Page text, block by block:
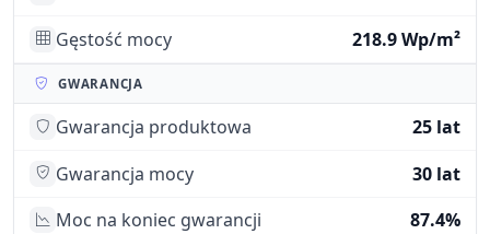
Gęstość mocy
218.9 Wp/m²
GWARANCJA
Gwarancja produktowa
25 lat
Gwarancja mocy
30 lat
Moc na koniec gwarancji
87.4%